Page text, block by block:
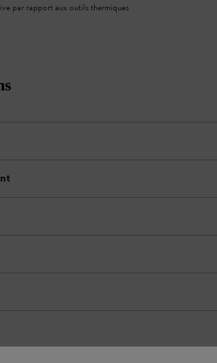
par rapport aux outils thermiques